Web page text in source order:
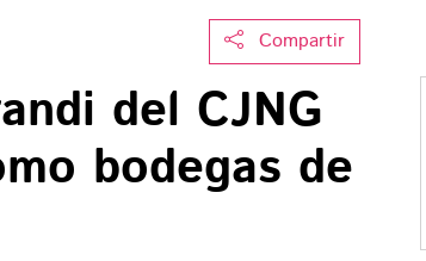
Compartir
del CJNG
bodegas de